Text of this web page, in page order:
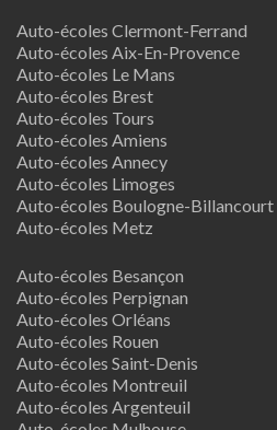
Auto-écoles Clermont-Ferrand
Auto-écoles Aix-En-Provence
Auto-écoles Le Mans
Auto-écoles Brest
Auto-écoles Tours
Auto-écoles Amiens
Auto-écoles Annecy
Auto-écoles Limoges
Auto-écoles Boulogne-Billancourt
Auto-écoles Metz
Auto-écoles Besançon
Auto-écoles Perpignan
Auto-écoles Orléans
Auto-écoles Rouen
Auto-écoles Saint-Denis
Auto-écoles Montreuil
Auto-écoles Argenteuil